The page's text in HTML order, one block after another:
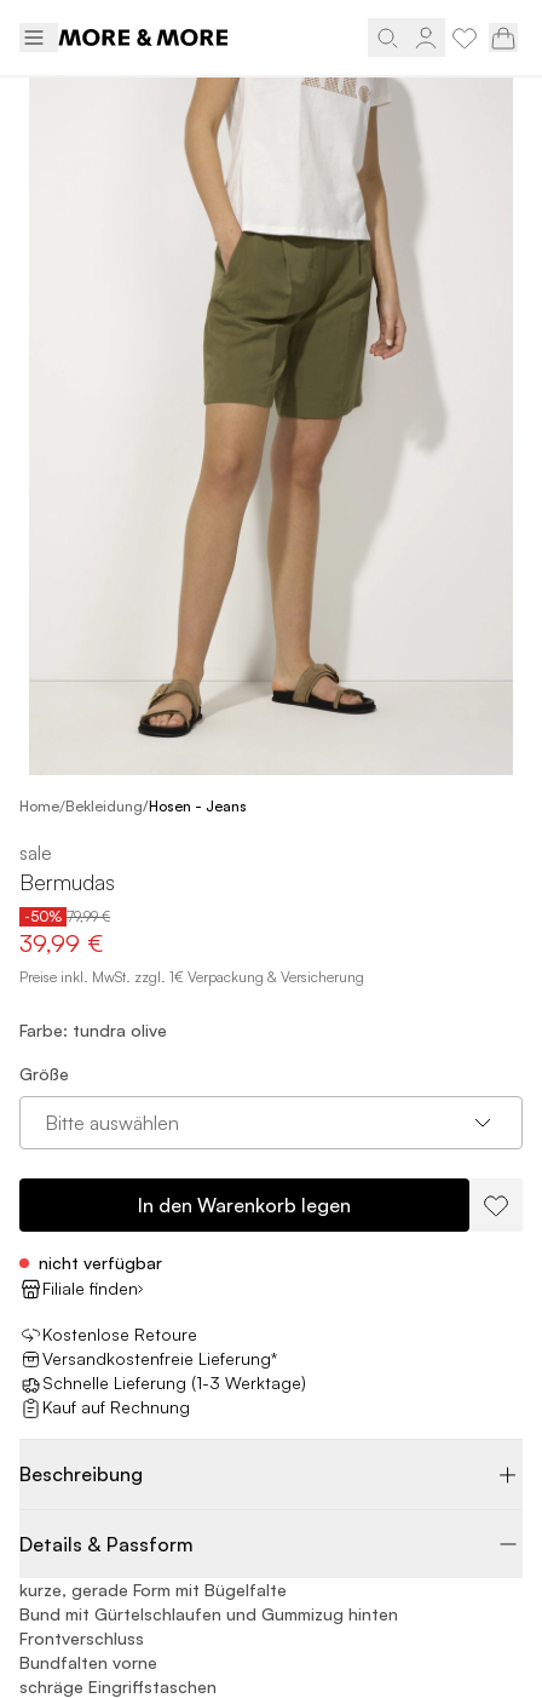
Home/Bekleidung/Hosen - Jeans
sale
Bermudas
-50% 79,99 €
39,99 €
Preise inkl. MwSt. zzgl. 1€ Verpackung & Versicherung
Farbe: tundra olive
Größe
Bitte auswählen
In den Warenkorb legen
nicht verfügbar
Filiale finden
Kostenlose Retoure
Versandkostenfreie Lieferung*
Schnelle Lieferung (1-3 Werktage)
Kauf auf Rechnung
Beschreibung
Details & Passform
kurze, gerade Form mit Bügelfalte
Bund mit Gürtelschlaufen und Gummizug hinten
Frontverschluss
Bundfalten vorne
schräge Eingriffstaschen